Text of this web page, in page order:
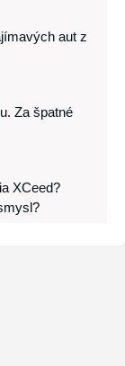
aut z
Za špatné
XCeed?